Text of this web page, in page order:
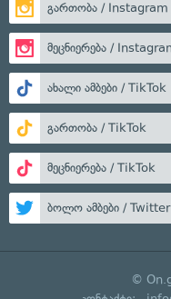
გართობა / Instagram
მეცნიერება /
ახალი ამბები / TikTok
გართობა / TikTok
მეცნიერება / TikTok
ბოლო ამბები / Twitter
©